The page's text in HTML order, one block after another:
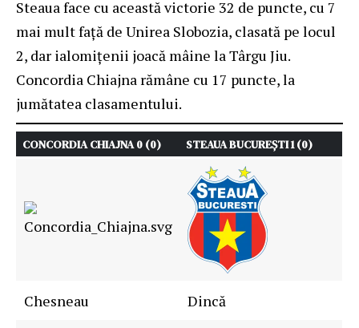
Steaua face cu această victorie 32 de puncte, cu 7
mai mult față de Unirea Slobozia, clasată pe locul
2, dar ialomițenii joacă mâine la Târgu Jiu.
Concordia Chiajna rămâne cu 17 puncte, la
jumătatea clasamentului.
CONCORDIA CHIAJNA 0 (0) STEAUA BUCUREȘTI1 (0)
Chesneau Dincă